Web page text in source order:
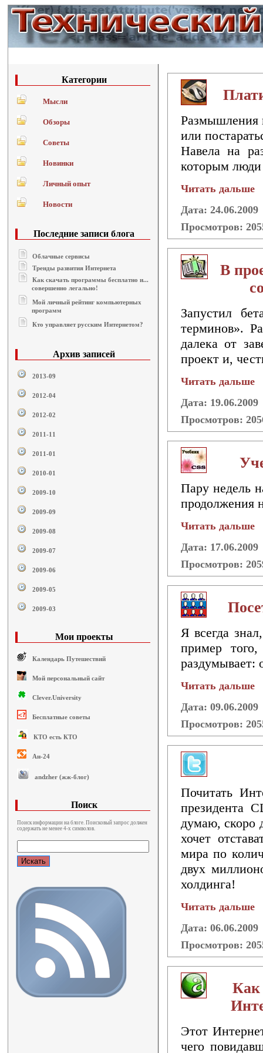
Категории
Мысли
Обзоры
Советы
Новинки
Личный опыт
Новости
Последние записи блога
Облачные сервисы
Тренды развития Интернета
Как скачать программы бесплатно и...
совершенно легально!
Мой личный рейтинг компьютерных
программ
Кто управляет русским Интернетом?
Архив записей
2013-09
2012-04
2012-02
2011-11
2011-01
2010-01
2009-10
2009-09
2009-08
2009-07
2009-06
2009-05
2009-03
Мои проекты
Календарь Путешествий
Мой персональный сайт
Clever.University
Бесплатные советы
КТО есть КТО
Ан-24
andzher (жж-блог)
Поиск
Поиск информации на блоге. Поисковый запрос должен
содержать не менее 4-х символов.
Размышления
или
Навела на
которым люди
Читать дальше
Дата: 24.06.2009
Просмотров:
В
Запустил
терминов».
далека от
проект и,
Читать дальше
Дата: 19.06.2009
Просмотров:
Пару недель
продолжения
Читать дальше
Дата: 17.06.2009
Просмотров:
Я всегда
пример
раздумывает:
Читать дальше
Дата: 09.06.2009
Просмотров:
Почитать
президента
думаю, скоро
хочет
мира по
двух
холдинга!
Читать дальше
Дата: 06.06.2009
Просмотров:
Как
Этот
чего